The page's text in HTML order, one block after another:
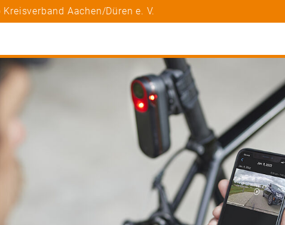
Aachen/Düren e. V.